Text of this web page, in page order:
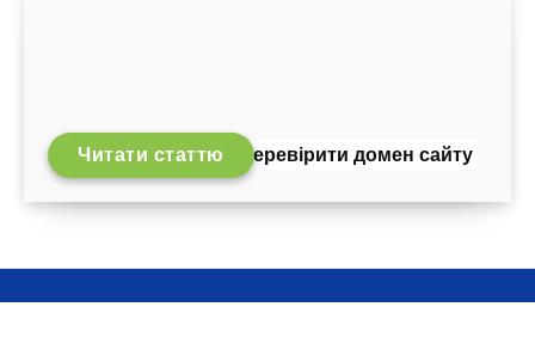
Як перевірити домен сайту
Читати статтю